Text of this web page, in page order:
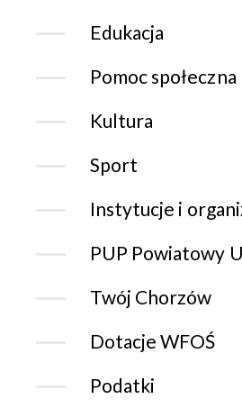
Edukacja
Pomoc społeczna
Kultura
Sport
Instytucje i
PUP Powiatowy
Twój Chorzów
Dotacje WFOŚ
Podatki